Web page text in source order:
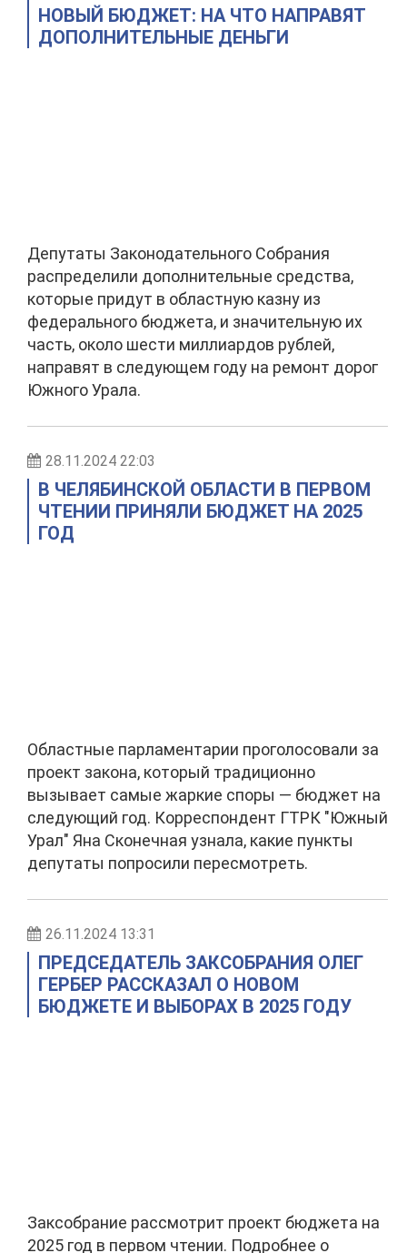
НОВЫЙ БЮДЖЕТ: НА ЧТО НАПРАВЯТ
ДОПОЛНИТЕЛЬНЫЕ ДЕНЬГИ
Депутаты Законодательного Собрания
распределили дополнительные средства,
которые придут в областную казну из
федерального бюджета, и значительную их
часть, около шести миллиардов рублей,
направят в следующем году на ремонт дорог
Южного Урала.
28.11.2024 22:03
В ЧЕЛЯБИНСКОЙ ОБЛАСТИ В ПЕРВОМ
ЧТЕНИИ ПРИНЯЛИ БЮДЖЕТ НА 2025
ГОД
Областные парламентарии проголосовали за
проект закона, который традиционно
вызывает самые жаркие споры — бюджет на
следующий год. Корреспондент ГТРК "Южный
Урал" Яна Сконечная узнала, какие пункты
депутаты попросили пересмотреть.
26.11.2024 13:31
ПРЕДСЕДАТЕЛЬ ЗАКСОБРАНИЯ ОЛЕГ
ГЕРБЕР РАССКАЗАЛ О НОВОМ
БЮДЖЕТЕ И ВЫБОРАХ В 2025 ГОДУ
Заксобрание рассмотрит проект бюджета на
2025 год в первом чтении. Подробнее о